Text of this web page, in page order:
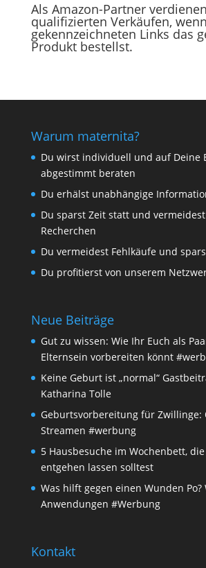
Als Amazon-Partner
qualifizierten Verkäufen,
gekennzeichneten Links das
Produkt bestellst.
Warum maternita?
Du wirst individuell und auf Deine
abgestimmt beraten
Du erhälst unabhängige
Du sparst Zeit statt und
Recherchen
Du vermeidest Fehlkäufe und
Du profitierst von unserem
Neue Beiträge
Gut zu wissen: Wie Ihr Euch als
Elternsein vorbereiten könnt
Keine Geburt ist „normal“
Katharina Tolle
Geburtsvorbereitung für Zwillinge:
Streamen #werbung
5 Hausbesuche im Wochenbett,
entgehen lassen solltest
Was hilft gegen einen Wunden
Anwendungen #Werbung
Kontakt